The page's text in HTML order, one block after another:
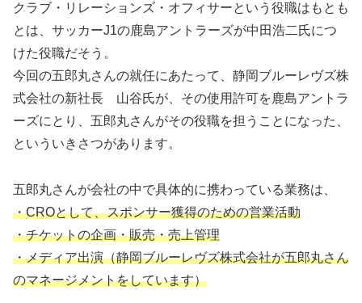
クラブ・リレーションズ・オフィサーという役職はもとも
とは、サッカーJ1の鹿島アントラーズが中田浩二氏につ
けた役職だそう。
今回の五郎丸さんの就任にあたって、静岡ブルーレヴズ株
式会社の新社長 山谷氏が、その使用許可を鹿島アントラ
ーズにとり、五郎丸さんがその役職を担うことになった、
といういきさつがあります。
五郎丸さんが会社の中で具体的に携わっている業務は、
・CROとして、スポンサー獲得のための営業活動
・チケットの企画・販売・売上管理
・メディア出演（静岡ブルーレヴズ株式会社が五郎丸さん
のマネージメントをしています）